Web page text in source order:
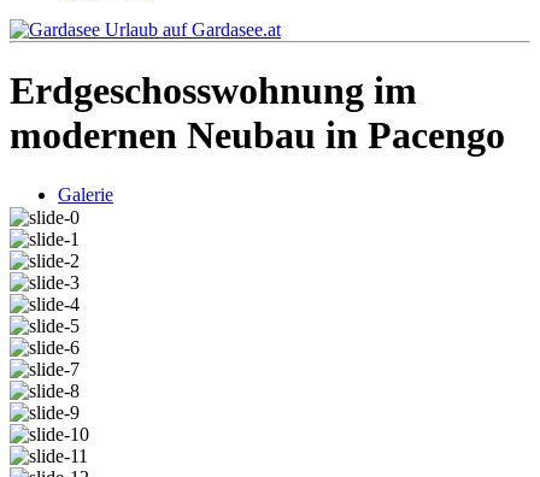
Erdgeschosswohnung im
modernen Neubau in Pacengo
Galerie